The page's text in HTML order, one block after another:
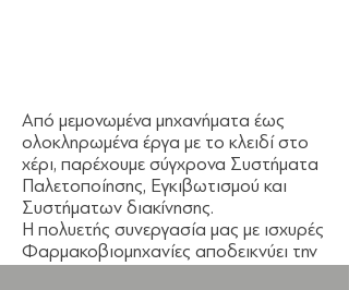
Από μεμονωμένα μηχανήματα έως
ολοκληρωμένα έργα με το κλειδί στο
χέρι, παρέχουμε σύγχρονα Συστήματα
Παλετοποίησης, Εγκιβωτισμού και
Συστήματων διακίνησης.
Η πολυετής συνεργασία μας με ισχυρές
Φαρμακοβιομηχανίες αποδεικνύει την